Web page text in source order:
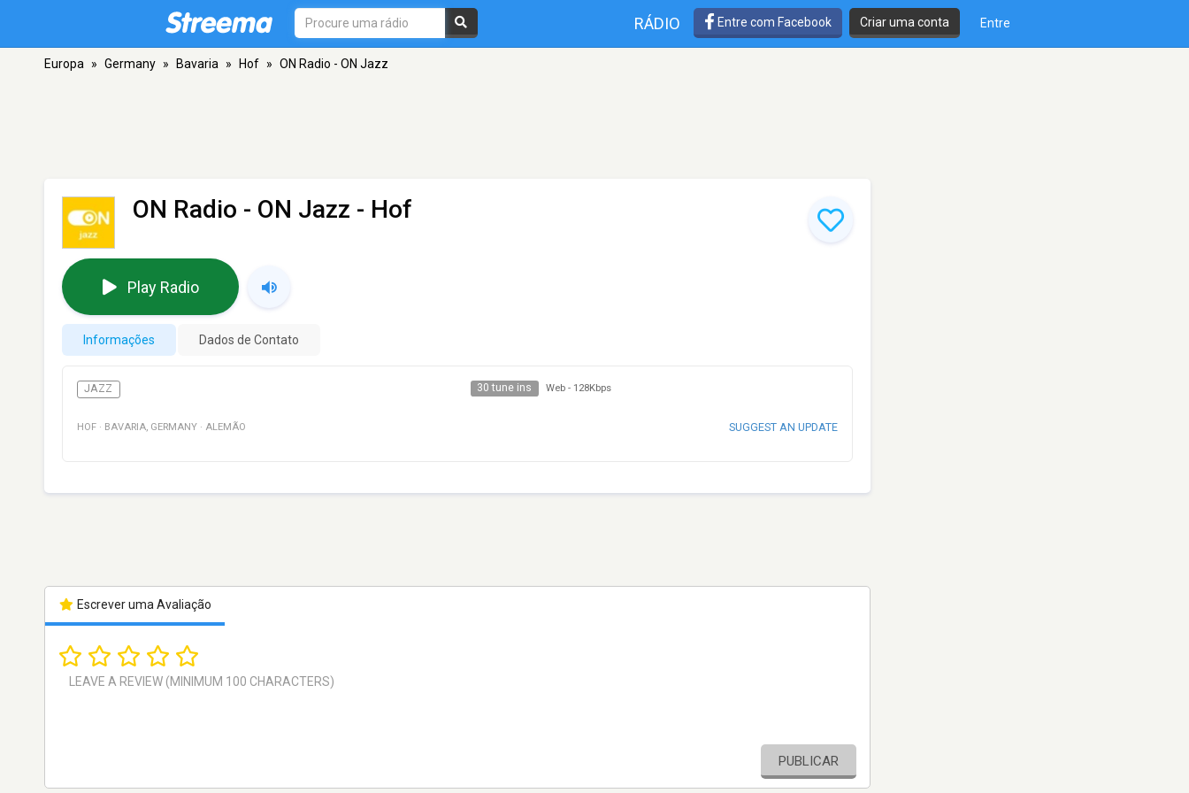
RÁDIO Entre com Facebook Criar uma conta Entre
Europa » Germany » Bavaria » Hof » ON Radio - ON Jazz
ON Radio - ON Jazz - Hof
Play Radio
Informações Dados de Contato
JAZZ 30 tune ins Web - 128Kbps
HOF · BAVARIA, GERMANY · ALEMÃO SUGGEST AN UPDATE
Escrever uma Avaliação
PUBLICAR